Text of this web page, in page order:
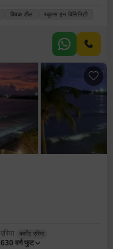
क्विक डील स्कूल्स इन विसिनिटी
एरिया कार्पेट एरिया
630 वर्ग फुट